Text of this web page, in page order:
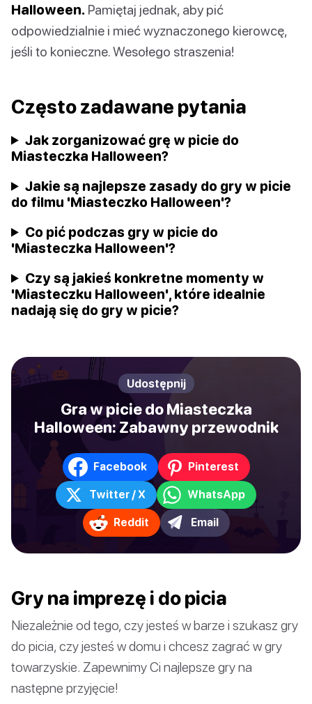
Halloween. Pamiętaj jednak, aby pić
odpowiedzialnie i mieć wyznaczonego kierowcę,
jeśli to konieczne. Wesołego straszenia!
Często zadawane pytania
Jak zorganizować grę w picie do
Miasteczka Halloween?
Jakie są najlepsze zasady do gry w picie
do filmu 'Miasteczko Halloween'?
Co pić podczas gry w picie do
'Miasteczka Halloween'?
Czy są jakieś konkretne momenty w
'Miasteczku Halloween', które idealnie
nadają się do gry w picie?
Udostępnij
Gra w picie do Miasteczka
Halloween: Zabawny przewodnik
Facebook Pinterest
Twitter / X WhatsApp
Reddit Email
Gry na imprezę i do picia
Niezależnie od tego, czy jesteś w barze i szukasz gry
do picia, czy jesteś w domu i chcesz zagrać w gry
towarzyskie. Zapewnimy Ci najlepsze gry na
następne przyjęcie!